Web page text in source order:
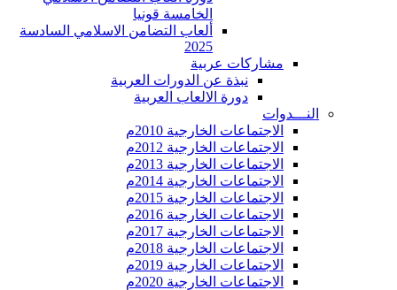
الخامسة قونيا
ألعاب التضامن الاسلامي السادسة
2025
مشاركات عربية
نبذة عن الدورات العربية
دورة الالعاب العربية
النـــدوات
الاجتماعات الخارجية 2010م
الاجتماعات الخارجية 2012م
الاجتماعات الخارجية 2013م
الاجتماعات الخارجية 2014م
الاجتماعات الخارجية 2015م
الاجتماعات الخارجية 2016م
الاجتماعات الخارجية 2017م
الاجتماعات الخارجية 2018م
الاجتماعات الخارجية 2019م
الاجتماعات الخارجية 2020م